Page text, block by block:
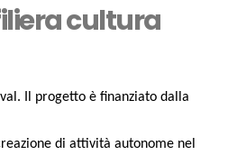
cultura
Il progetto è finanziato dalla
di attività autonome nel